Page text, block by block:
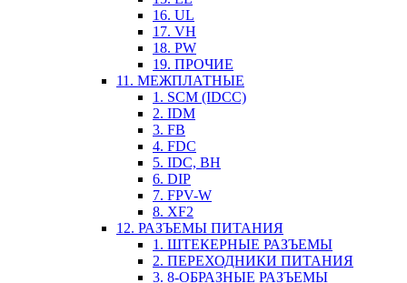
16. UL
17. VH
18. PW
19. ПРОЧИЕ
11. МЕЖПЛАТНЫЕ
1. SCM (IDCC)
2. IDM
3. FB
4. FDC
5. IDC, BH
6. DIP
7. FPV-W
8. XF2
12. РАЗЪЕМЫ ПИТАНИЯ
1. ШТЕКЕРНЫЕ РАЗЪЕМЫ
2. ПЕРЕХОДНИКИ ПИТАНИЯ
3. 8-ОБРАЗНЫЕ РАЗЪЕМЫ